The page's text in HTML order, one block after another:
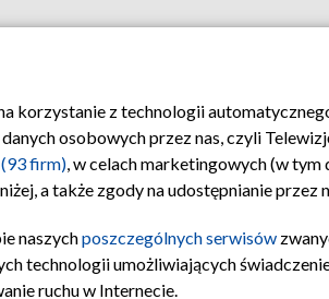
prywatności Moje zgody
korzystanie z technologii
osobowych przez nas, czyli
firm), w celach marketingowych (w
a także zgody na udostępnianie
naszychposzczególnych serwisów
technologii umożliwiających
ruchu w Internecie.